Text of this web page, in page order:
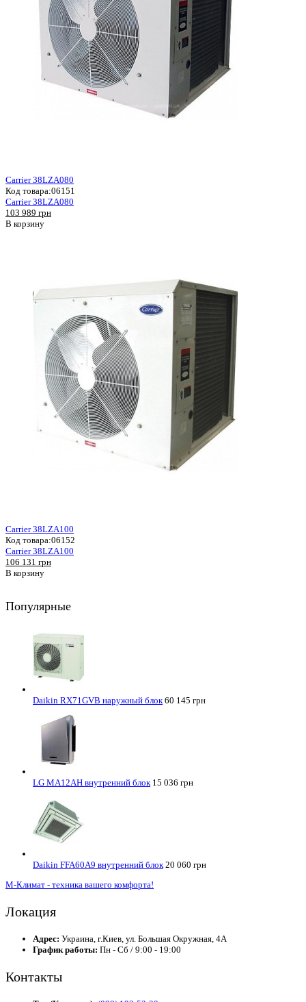
Carrier 38LZA080
Код товара:06151
Carrier 38LZA080
103 989 грн
В корзину
Carrier 38LZA100
Код товара:06152
Carrier 38LZA100
106 131 грн
В корзину
Популярные
Daikin RX71GVB наружный блок 60 145 грн
LG MA12AH внутренний блок 15 036 грн
Daikin FFA60A9 внутренний блок 20 060 грн
М-Климат - техника вашего комфорта!
Локация
Адрес: Украина, г.Киев, ул. Большая Окружная, 4А
График работы: Пн - Сб / 9:00 - 19:00
Контакты